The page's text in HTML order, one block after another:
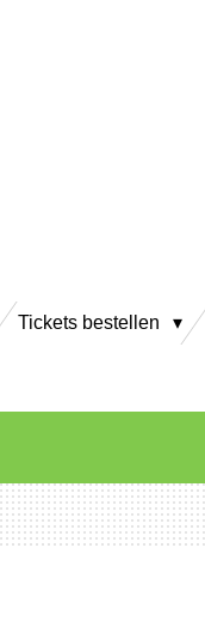
Tickets bestellen